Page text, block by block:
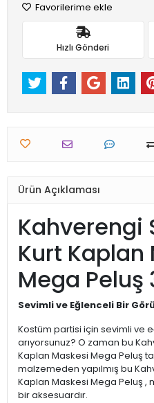
Favorilerime ekle
Hızlı Gönderi
Ürün Açıklaması
Kahverengi
Kurt Kaplan
Mega Peluş
Sevimli ve Eğlenceli Bir
Kostüm partisi için sevimli ve
arıyorsunuz? O zaman bu
Kaplan Maskesi Mega Peluş
malzemeden yapılmış bu
Kaplan Maskesi Mega Peluş
bir aksesuardır.